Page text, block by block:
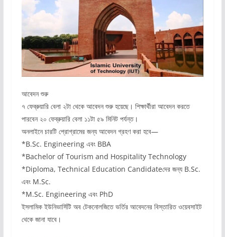
আবেদন শুরু
৭ ফেব্রুয়ারি বেলা ২টা থেকে আবেদন শুরু হয়েছে। শিক্ষার্থীরা আবেদন করতে
পারবেন ২০ ফেব্রুয়ারি বেলা ১১টা ৫৯ মিনিট পর্যন্ত।
অনলাইনে চারটি প্রোগ্রামের জন্য আবেদন গ্রহণ করা হবে—
*B.Sc. Engineering এবং BBA
*Bachelor of Tourism and Hospitality Technology
*Diploma, Technical Education Candidateদের জন্য B.Sc.
এবং M.Sc.
*M.Sc. Engineering এবং PhD
ইসলামিক ইউনিভার্সিটি অব টেকনোলজিতে ভর্তির আবেদনের বিস্তারিত ওয়েবসাইট
থেকে জানা যাবে।